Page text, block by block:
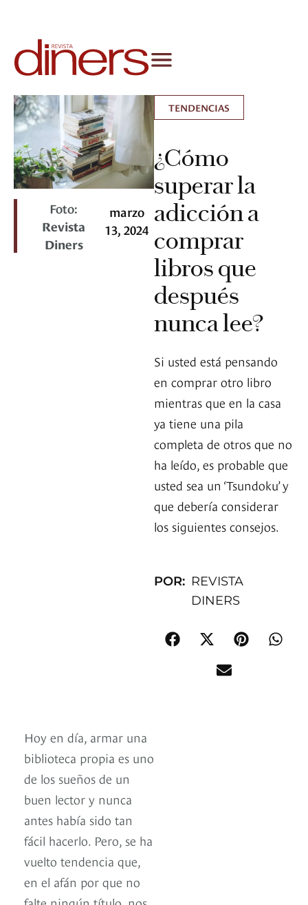
Foto:
Revista
Diners
marzo
13, 2024
TENDENCIAS
¿Cómo
superar la
adicción a
comprar
libros que
después
nunca lee?
Si usted está pensando
en comprar otro libro
mientras que en la casa
ya tiene una pila
completa de otros que no
ha leído, es probable que
usted sea un ‘Tsundoku’ y
que debería considerar
los siguientes consejos.
POR: REVISTA
DINERS
Hoy en día, armar una
biblioteca propia es uno
de los sueños de un
buen lector y nunca
antes había sido tan
fácil hacerlo. Pero, se ha
vuelto tendencia que,
en el afán por que no